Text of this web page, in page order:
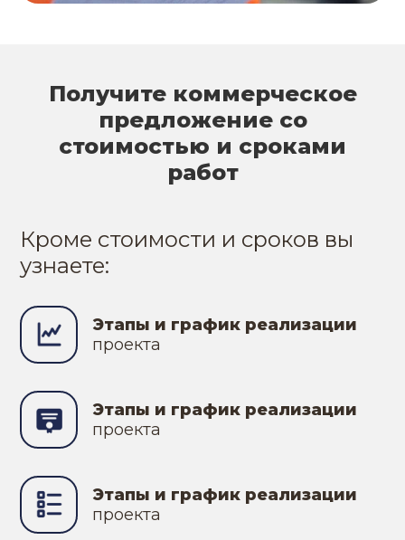
Получите коммерческое
предложение со
стоимостью и сроками
работ
Кроме стоимости и сроков вы
узнаете:
Этапы и график реализации
проекта
Этапы и график реализации
проекта
Этапы и график реализации
проекта